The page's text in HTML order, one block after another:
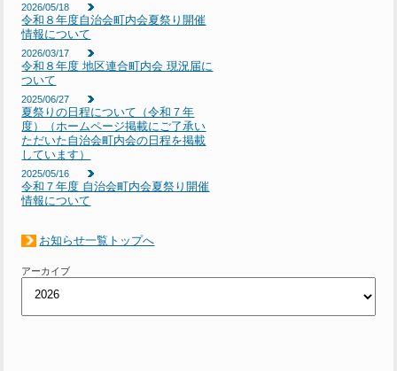
2026/05/18
令和８年度自治会町内会夏祭り開催
情報について
2026/03/17
令和８年度 地区連合町内会 現況届に
ついて
2025/06/27
夏祭りの日程について（令和７年
度）（ホームページ掲載にご了承い
ただいた自治会町内会の日程を掲載
しています）
2025/05/16
令和７年度 自治会町内会夏祭り開催
情報について
お知らせ一覧トップへ
アーカイブ